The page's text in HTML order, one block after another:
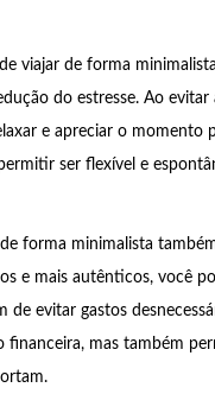
viajar de forma
do estresse. Ao
e apreciar o momento
ser flexível e
forma minimalista
e mais autênticos, você
de evitar gastos
financeira, mas também